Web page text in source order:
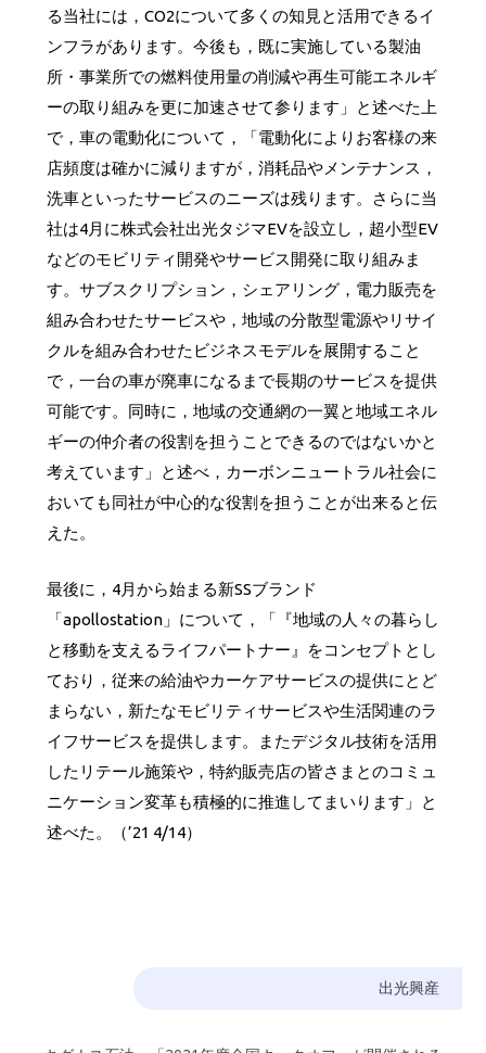
る当社には，CO2について多くの知見と活用できるイ
ンフラがあります。今後も，既に実施している製油
所・事業所での燃料使用量の削減や再生可能エネルギ
ーの取り組みを更に加速させて参ります」と述べた上
で，車の電動化について，「電動化によりお客様の来
店頻度は確かに減りますが，消耗品やメンテナンス，
洗車といったサービスのニーズは残ります。さらに当
社は4月に株式会社出光タジマEVを設立し，超小型EV
などのモビリティ開発やサービス開発に取り組みま
す。サブスクリプション，シェアリング，電力販売を
組み合わせたサービスや，地域の分散型電源やリサイ
クルを組み合わせたビジネスモデルを展開すること
で，一台の車が廃車になるまで長期のサービスを提供
可能です。同時に，地域の交通網の一翼と地域エネル
ギーの仲介者の役割を担うことできるのではないかと
考えています」と述べ，カーボンニュートラル社会に
おいても同社が中心的な役割を担うことが出来ると伝
えた。
最後に，4月から始まる新SSブランド
「apollostation」について，「『地域の人々の暮らし
と移動を支えるライフパートナー』をコンセプトとし
ており，従来の給油やカーケアサービスの提供にとど
まらない，新たなモビリティサービスや生活関連のラ
イフサービスを提供します。またデジタル技術を活用
したリテール施策や，特約販売店の皆さまとのコミュ
ニケーション変革も積極的に推進してまいります」と
述べた。（’21 4/14）
出光興産